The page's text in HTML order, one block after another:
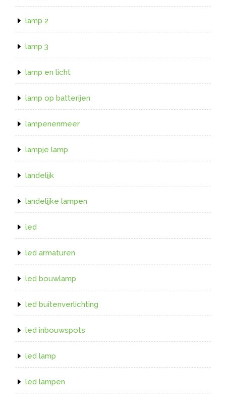
lamp 2
lamp 3
lamp en licht
lamp op batterijen
lampenenmeer
lampje lamp
landelijk
landelijke lampen
led
led armaturen
led bouwlamp
led buitenverlichting
led inbouwspots
led lamp
led lampen